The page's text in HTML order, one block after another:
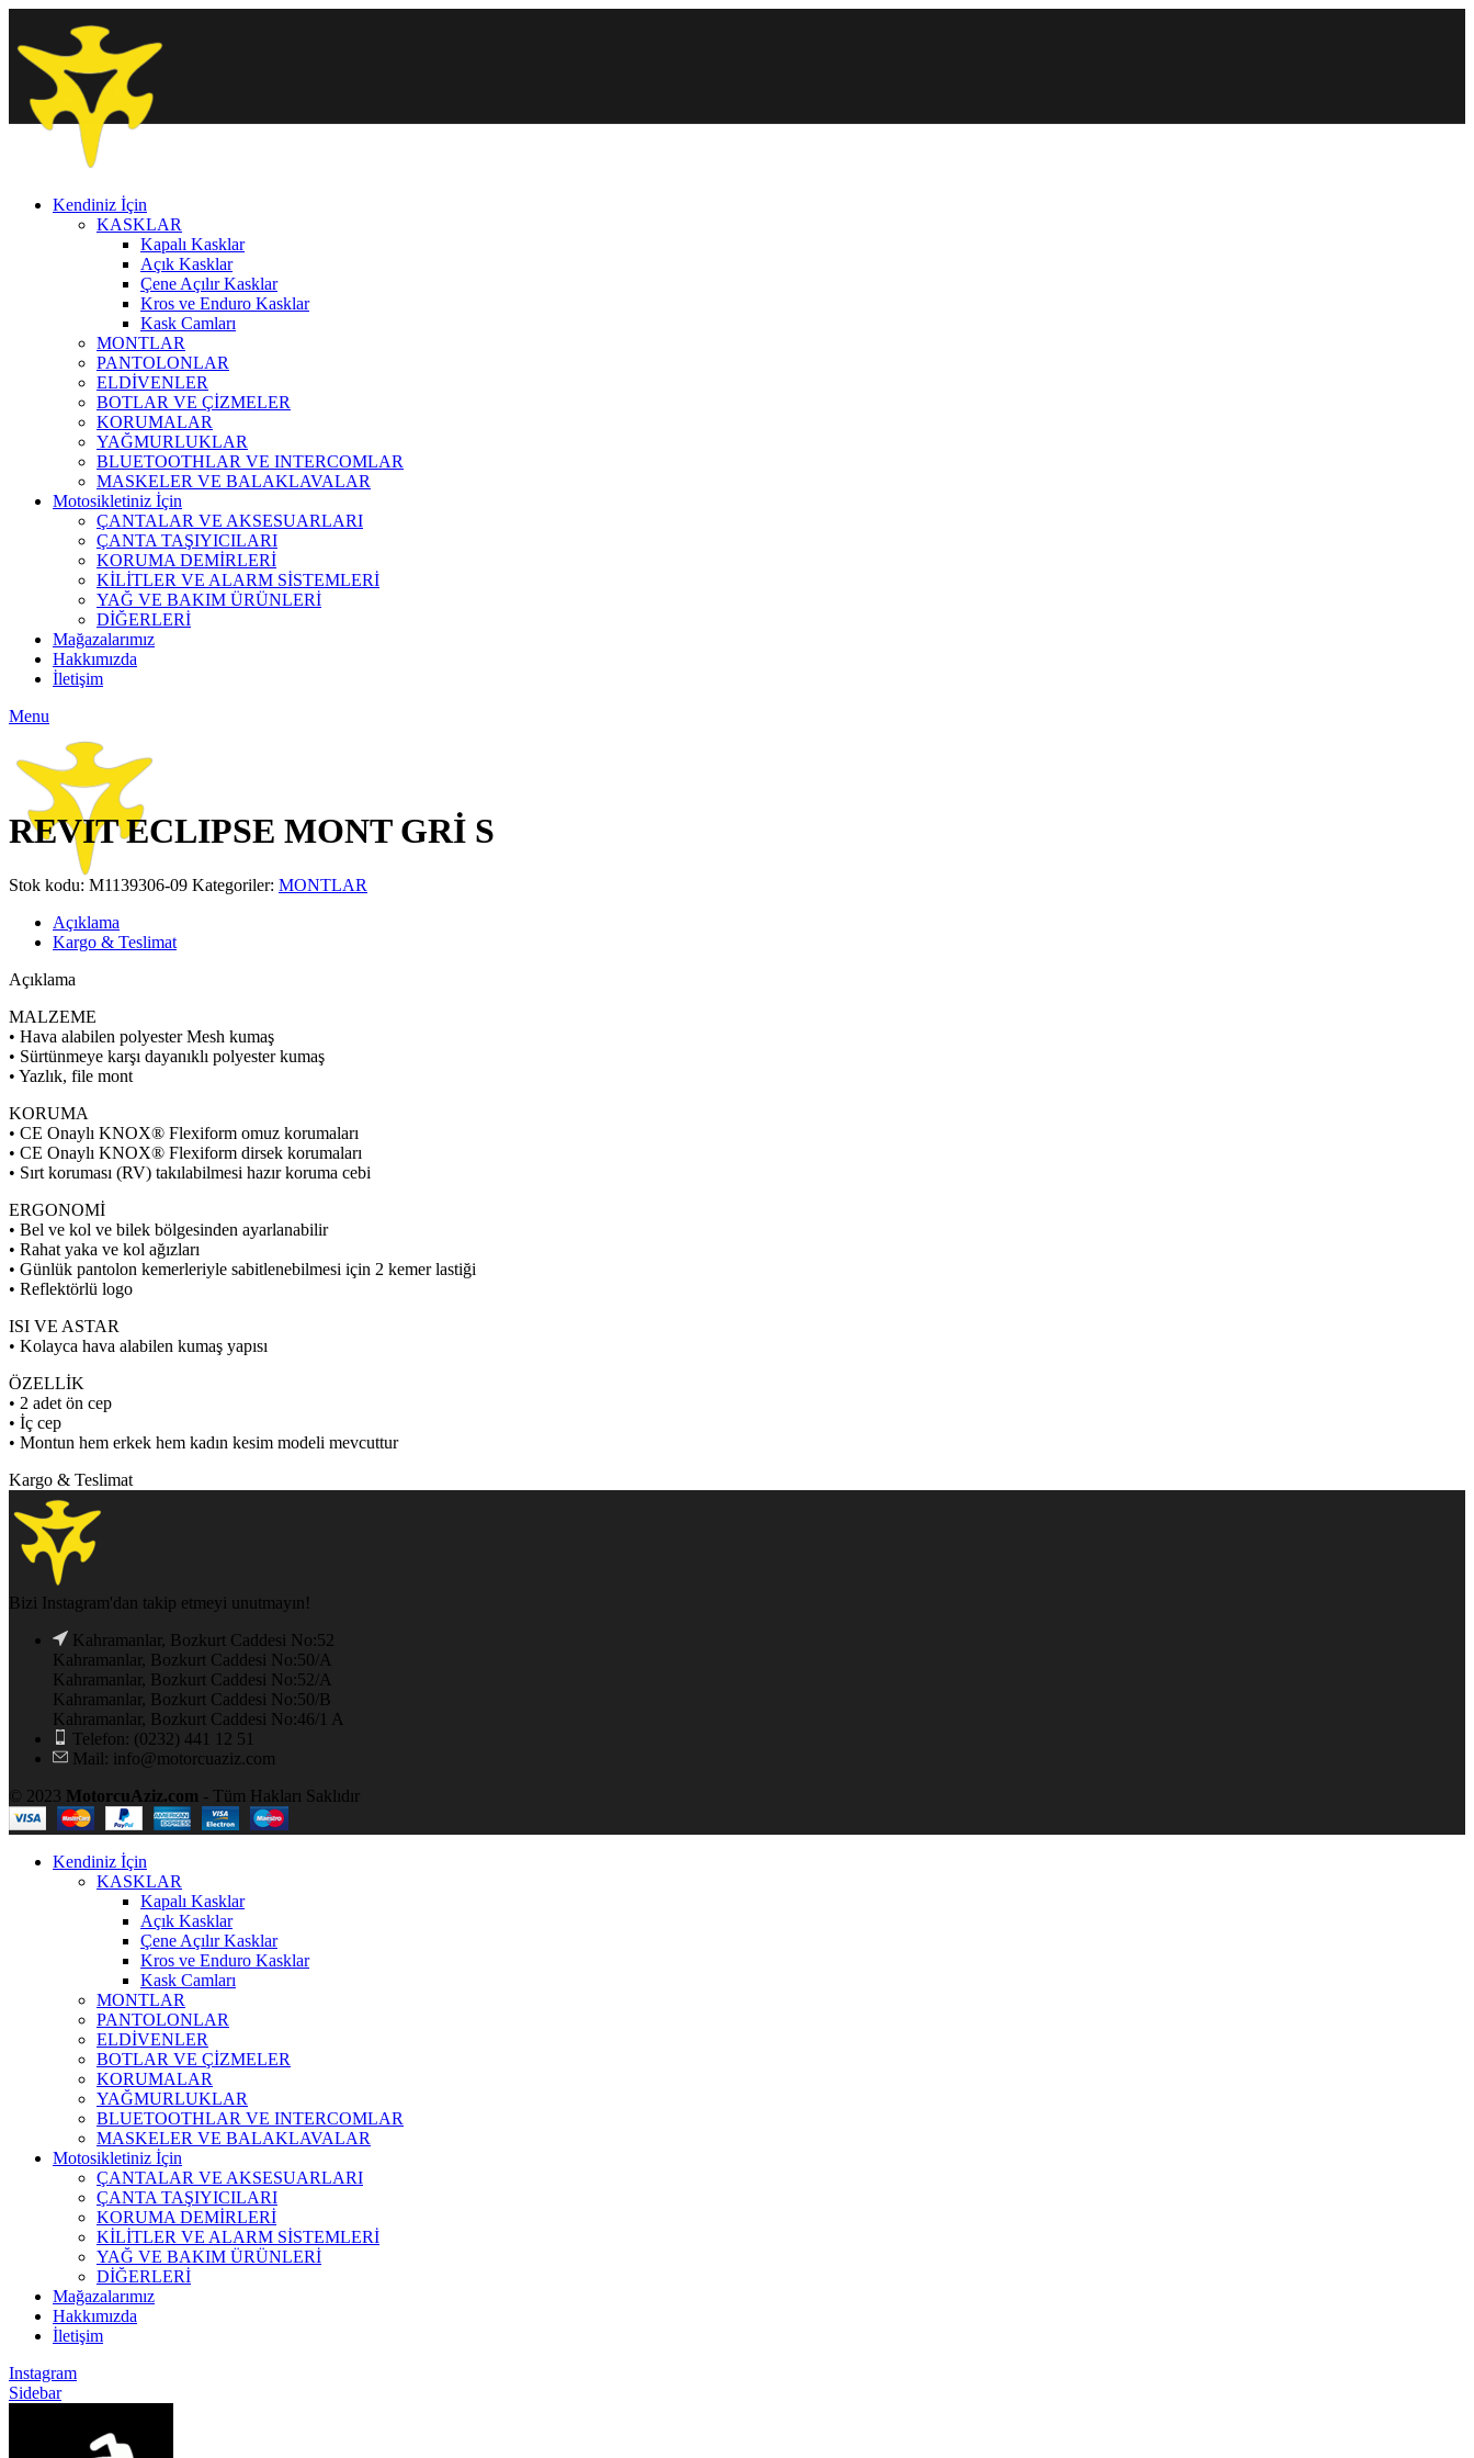
Kendiniz İçin
KASKLAR
Kapalı Kasklar
Açık Kasklar
Çene Açılır Kasklar
Kros ve Enduro Kasklar
Kask Camları
MONTLAR
PANTOLONLAR
ELDİVENLER
BOTLAR VE ÇİZMELER
KORUMALAR
YAĞMURLUKLAR
BLUETOOTHLAR VE INTERCOMLAR
MASKELER VE BALAKLAVALAR
Motosikletiniz İçin
ÇANTALAR VE AKSESUARLARI
ÇANTA TAŞIYICILARI
KORUMA DEMİRLERİ
KİLİTLER VE ALARM SİSTEMLERİ
YAĞ VE BAKIM ÜRÜNLERİ
DİĞERLERİ
Mağazalarımız
Hakkımızda
İletişim
Menu
Click to enlarge
REVIT ECLIPSE MONT GRİ S
Stok kodu: M1139306-09 Kategoriler: MONTLAR
Açıklama
Kargo & Teslimat
Açıklama
MALZEME
• Hava alabilen polyester Mesh kumaş
• Sürtünmeye karşı dayanıklı polyester kumaş
• Yazlık, file mont
KORUMA
• CE Onaylı KNOX® Flexiform omuz korumaları
• CE Onaylı KNOX® Flexiform dirsek korumaları
• Sırt koruması (RV) takılabilmesi hazır koruma cebi
ERGONOMİ
• Bel ve kol ve bilek bölgesinden ayarlanabilir
• Rahat yaka ve kol ağızları
• Günlük pantolon kemerleriyle sabitlenebilmesi için 2 kemer lastiği
• Reflektörlü logo
ISI VE ASTAR
• Kolayca hava alabilen kumaş yapısı
ÖZELLİK
• 2 adet ön cep
• İç cep
• Montun hem erkek hem kadın kesim modeli mevcuttur
Kargo & Teslimat
Bizi Instagram'dan takip etmeyi unutmayın!
Kahramanlar, Bozkurt Caddesi No:52
Kahramanlar, Bozkurt Caddesi No:50/A
Kahramanlar, Bozkurt Caddesi No:52/A
Kahramanlar, Bozkurt Caddesi No:50/B
Kahramanlar, Bozkurt Caddesi No:46/1 A
Telefon: (0232) 441 12 51
Mail: info@motorcuaziz.com
© 2023 MotorcuAziz.com - Tüm Hakları Saklıdır
Kendiniz İçin
KASKLAR
Kapalı Kasklar
Açık Kasklar
Çene Açılır Kasklar
Kros ve Enduro Kasklar
Kask Camları
MONTLAR
PANTOLONLAR
ELDİVENLER
BOTLAR VE ÇİZMELER
KORUMALAR
YAĞMURLUKLAR
BLUETOOTHLAR VE INTERCOMLAR
MASKELER VE BALAKLAVALAR
Motosikletiniz İçin
ÇANTALAR VE AKSESUARLARI
ÇANTA TAŞIYICILARI
KORUMA DEMİRLERİ
KİLİTLER VE ALARM SİSTEMLERİ
YAĞ VE BAKIM ÜRÜNLERİ
DİĞERLERİ
Mağazalarımız
Hakkımızda
İletişim
Instagram
Sidebar